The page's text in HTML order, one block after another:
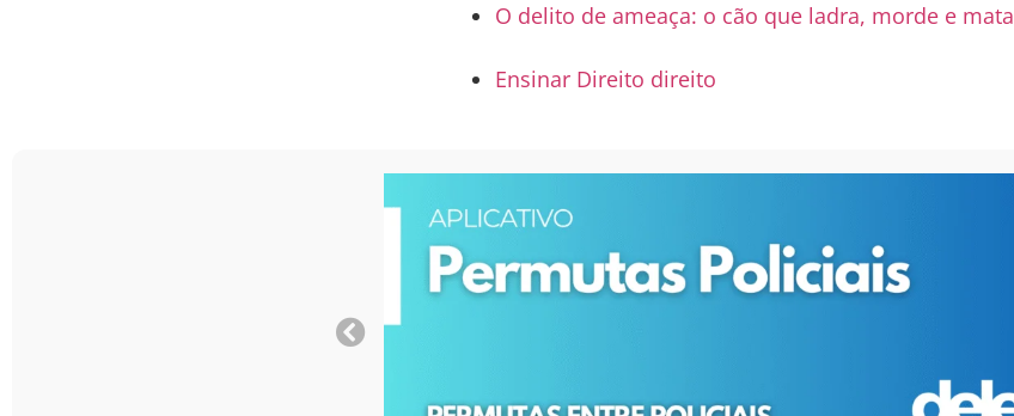
O delito de ameaça: o cão que ladra, morde e mata
Ensinar Direito direito